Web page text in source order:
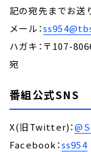
記の宛先までお送
メール：
ハガキ：〒107-
宛
番組公式SNS
X(旧Twitter)：
Facebook：ss954